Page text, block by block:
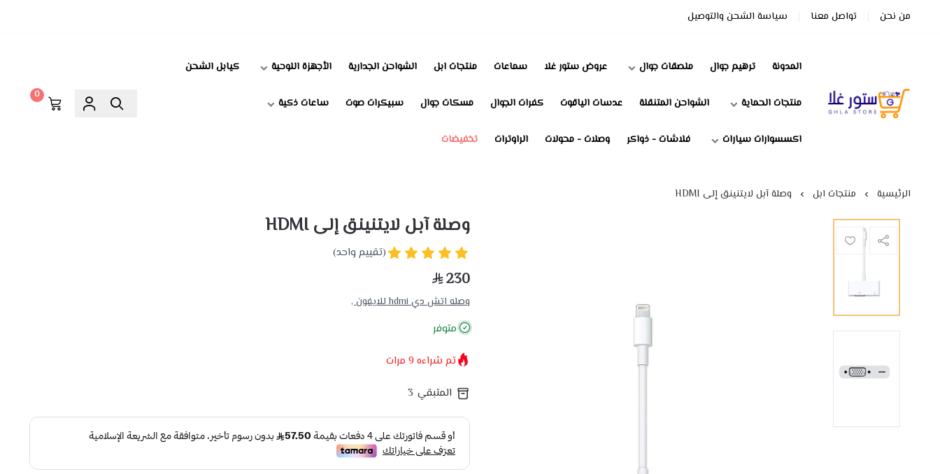
من نحن تواصل معنا سياسة الشحن والتوصيل
ستور غلا
المدونة ترهيم جوال ملصقات جوال عروض ستور غلا سماعات منتجات ابل الشواحن الجدارية الأجهزة اللوحية كيابل الشحن
منتجات الحماية الشواحن المتنقلة عدسات الياقوت كفرات الجوال مسكات جوال سبيكرات صوت ساعات ذكية
اكسسوارات سيارات فلاشات - ذواكر وصلات - محولات الراوترات تخفيضات
0
الرئيسية منتجات ابل وصلة آبل لايتنينق إلى HDMI
وصلة آبل لايتنينق إلى HDMI
(تقييم واحد)
230
وصله اتش دي hdmi للايفون ,
متوفر
تم شراءه 9 مرات
المتبقي 3